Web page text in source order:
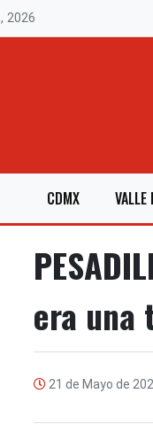
2026
CDMX VALLE
era una
21 de Mayo de